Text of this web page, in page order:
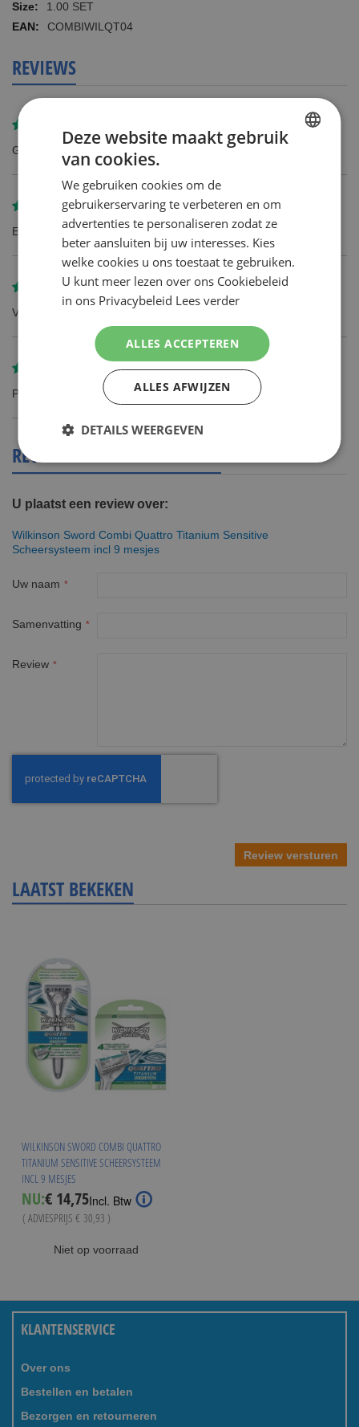
1.00 SET
COMBIWILQT04
REVIEWS
Goede mesjes, maar natuurlijk altijd te duur...
Gereviewd door Klant
Echt goed, wil geen andere
Gereviewd door Melanie
Voor op vakantie fijner dan wegwerp!
Gereviewd door Henk STRIJKER
Prima scheermesjes
REVIEWS OVER DIT PRODUCT
U plaatst een review over:
Wilkinson Sword Combi Quattro Titanium Sensitive
Scheersysteem incl 9 mesjes
Uw naam
Samenvatting
Review
Review versturen
LAATST BEKEKEN
WILKINSON SWORD COMBI QUATTRO
TITANIUM SENSITIVE SCHEERSYSTEEM
INCL 9 MESJES
NU:Special
Price
€ 14,75Incl. Btw
( ADVIESPRIJS € 30,93 )
Niet op voorraad
KLANTENSERVICE
Over ons
Bestellen en betalen
Bezorgen en retourneren
Deze website maakt gebruik
van cookies.
We gebruiken cookies om de
gebruikerservaring te verbeteren en om
advertenties te personaliseren zodat ze
beter aansluiten bij uw interesses. Kies
welke cookies u ons toestaat te gebruiken.
U kunt meer lezen over ons Cookiebeleid
in ons Privacybeleid Lees verder
ALLES ACCEPTEREN
ALLES AFWIJZEN
DETAILS WEERGEVEN